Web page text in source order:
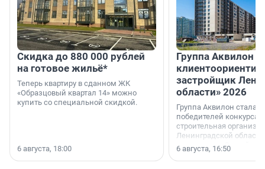
Скидка до 880 000 рублей
на готовое жильё*
Теперь квартиру в сданном ЖК
«Образцовый квартал 14» можно
купить со специальной скидкой.
6 августа, 18:00
Группа Аквилон
застройщик
области» 2026
Группа Аквилон стала
победителей конкурса
строительная
Ленинградской области
номинации «Самый
застройщик
6 августа, 16:50